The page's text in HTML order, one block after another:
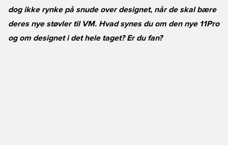
dog ikke rynke på snude over designet, når de skal bære
deres nye støvler til VM. Hvad synes du om den nye 11Pro
og om designet i det hele taget? Er du fan?